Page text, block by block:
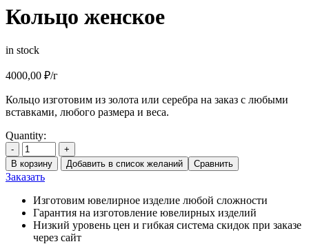
Кольцо женское
in stock
4000,00 ₽/г
Кольцо изготовим из золота или серебра на заказ с любыми
вставками, любого размера и веса.
Quantity:
-
+
В корзину
Добавить в список желаний Сравнить
Заказать
Изготовим ювелирное изделие любой сложности
Гарантия на изготовление ювелирных изделий
Низкий уровень цен и гибкая система скидок при заказе
через сайт